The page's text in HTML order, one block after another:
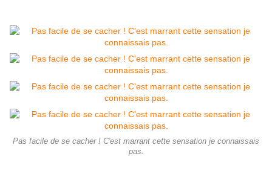
Pas facile de se cacher ! C'est marrant cette sensation je connaissais
pas.